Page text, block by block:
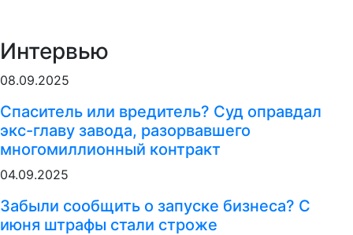
Интервью
08.09.2025
Спаситель или вредитель? Суд оправдал
экс-главу завода, разорвавшего
многомиллионный контракт
04.09.2025
Забыли сообщить о запуске бизнеса? С
июня штрафы стали строже